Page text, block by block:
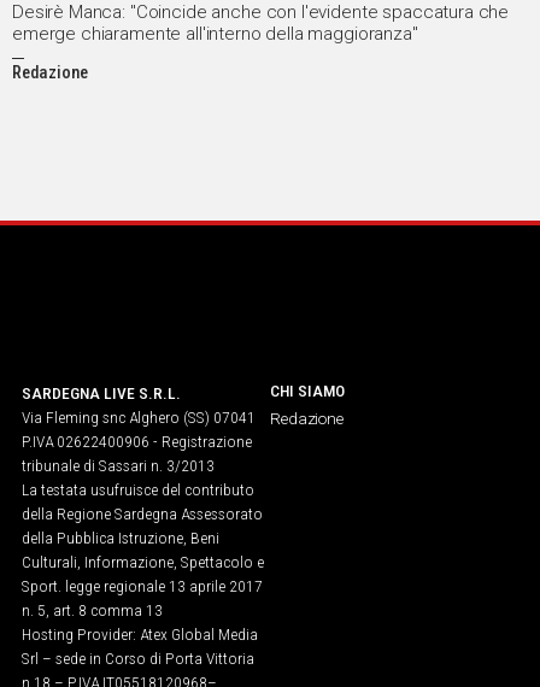
UNISCITI
AL CANALE
Desirè Manca: "Coincide anche con l'evidente spaccatura che
emerge chiaramente all'interno della maggioranza"
Redazione
SARDEGNA LIVE S.R.L.
Via Fleming snc Alghero (SS) 07041
P.IVA 02622400906 - Registrazione
tribunale di Sassari n. 3/2013
La testata usufruisce del contributo
della Regione Sardegna Assessorato
della Pubblica Istruzione, Beni
Culturali, Informazione, Spettacolo e
Sport. legge regionale 13 aprile 2017
n. 5, art. 8 comma 13
Hosting Provider: Atex Global Media
Srl – sede in Corso di Porta Vittoria
n.18 – P.IVA IT05518120968​–
CHI SIAMO
Redazione